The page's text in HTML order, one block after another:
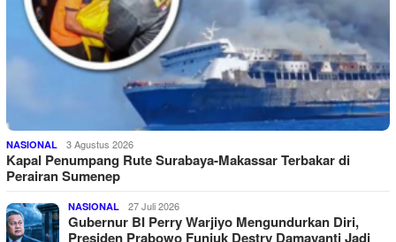
NASIONAL 3 Agustus 2026
Kapal Penumpang Rute Surabaya-Makassar Terbakar di
Perairan Sumenep
NASIONAL 27 Juli 2026
Gubernur BI Perry Warjiyo Mengundurkan Diri,
Presiden Prabowo Funjuk Destry Damayanti Jadi